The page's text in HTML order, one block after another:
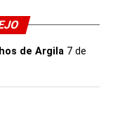
da
do futuro, mas
de Argila 7 de